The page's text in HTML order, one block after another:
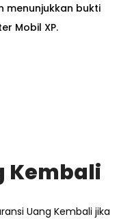
menunjukkan bukti
Mobil XP.
Kembali
Uang Kembali jika